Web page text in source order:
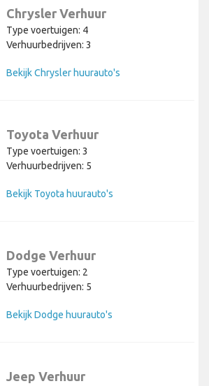
Chrysler Verhuur
Type voertuigen: 4
Verhuurbedrijven: 3
Bekijk Chrysler huurauto's
Toyota Verhuur
Type voertuigen: 3
Verhuurbedrijven: 5
Bekijk Toyota huurauto's
Dodge Verhuur
Type voertuigen: 2
Verhuurbedrijven: 5
Bekijk Dodge huurauto's
Jeep Verhuur